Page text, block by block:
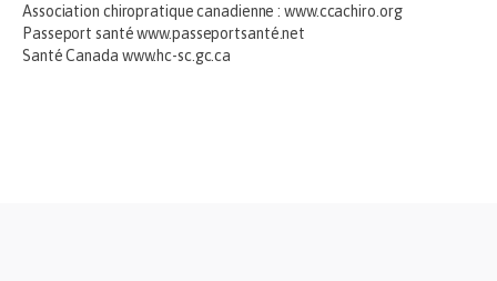
Association chiropratique canadienne : www.ccachiro.org
Passeport santé www.passeportsanté.net
Santé Canada www.hc-sc.gc.ca